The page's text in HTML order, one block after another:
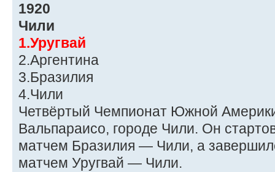
1920
Чили
1.Уругвай
2.Аргентина
3.Бразилия
4.Чили
Четвёртый Чемпионат Южной
Вальпараисо, городе Чили. Он
матчем Бразилия — Чили, а
матчем Уругвай — Чили.